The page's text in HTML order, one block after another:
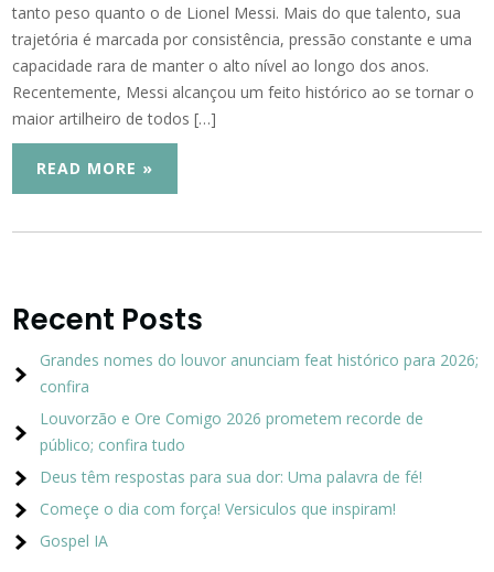
tanto peso quanto o de Lionel Messi. Mais do que talento, sua
trajetória é marcada por consistência, pressão constante e uma
capacidade rara de manter o alto nível ao longo dos anos.
Recentemente, Messi alcançou um feito histórico ao se tornar o
maior artilheiro de todos […]
READ MORE »
Recent Posts
Grandes nomes do louvor anunciam feat histórico para 2026;
confira
Louvorzão e Ore Comigo 2026 prometem recorde de
público; confira tudo
Deus têm respostas para sua dor: Uma palavra de fé!
Começe o dia com força! Versiculos que inspiram!
Gospel IA